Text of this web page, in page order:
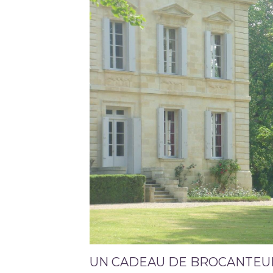
UN CADEAU DE